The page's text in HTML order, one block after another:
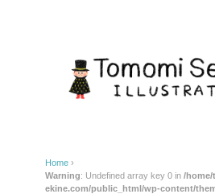
Home ›
Warning: Undefined array key 0 in /
ekine.com/public_html/wp-content/